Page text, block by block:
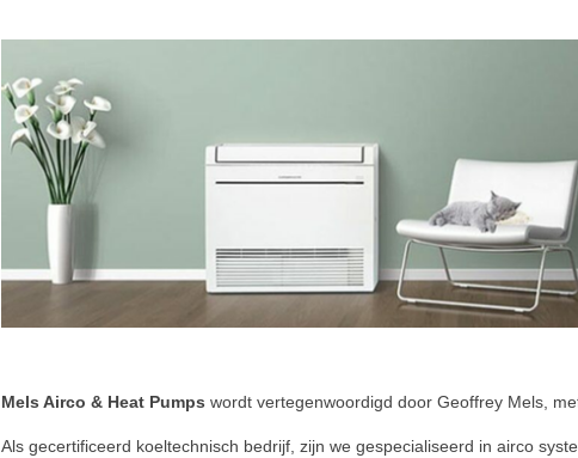
Mels Airco & Heat Pumps wordt vertegenwoordigd door Geoffrey Mels,
Als gecertificeerd koeltechnisch bedrijf, zijn we gespecialiseerd in airco